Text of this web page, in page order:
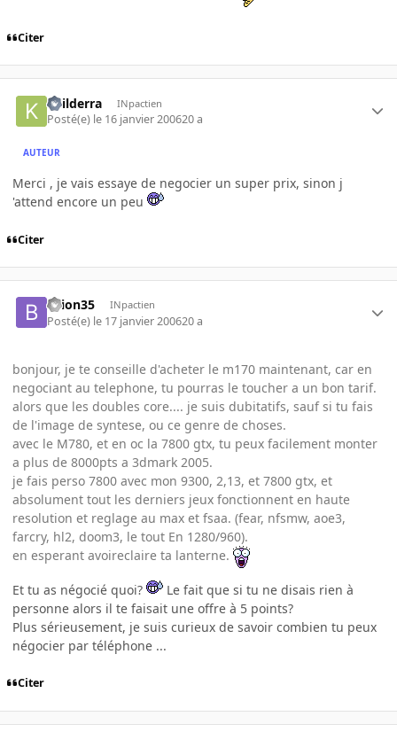
Citer
keilderra INpactien
Posté(e) le 16 janvier 200620 a
AUTEUR
Merci , je vais essaye de negocier un super prix, sinon j
'attend encore un peu
Citer
bzion35 INpactien
Posté(e) le 17 janvier 200620 a
bonjour, je te conseille d'acheter le m170 maintenant, car en
negociant au telephone, tu pourras le toucher a un bon tarif.
alors que les doubles core.... je suis dubitatifs, sauf si tu fais
de l'image de syntese, ou ce genre de choses.
avec le M780, et en oc la 7800 gtx, tu peux facilement monter
a plus de 8000pts a 3dmark 2005.
je fais perso 7800 avec mon 9300, 2,13, et 7800 gtx, et
absolument tout les derniers jeux fonctionnent en haute
resolution et reglage au max et fsaa. (fear, nfsmw, aoe3,
farcry, hl2, doom3, le tout En 1280/960).
en esperant avoireclaire ta lanterne.
Et tu as négocié quoi?
Le fait que si tu ne disais rien à
personne alors il te faisait une offre à 5 points?
Plus sérieusement, je suis curieux de savoir combien tu peux
négocier par téléphone ...
Citer